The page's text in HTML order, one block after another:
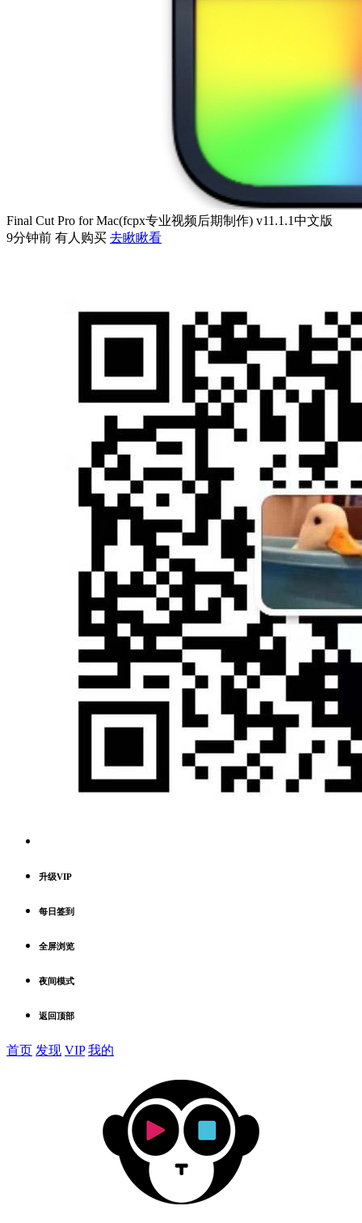
Final Cut Pro for Mac(fcpx专业视频后期制作) v11.1.1中文版
9分钟前 有人购买 去瞅瞅看
升级VIP
每日签到
全屏浏览
夜间模式
返回顶部
首页 发现 VIP 我的